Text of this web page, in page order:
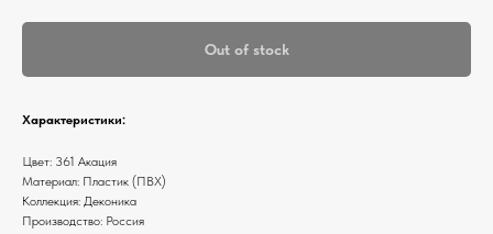
Out of stock
Характеристики:
Цвет: 361 Акация
Материал: Пластик (ПВХ)
Коллекция: Деконика
Производство: Россия